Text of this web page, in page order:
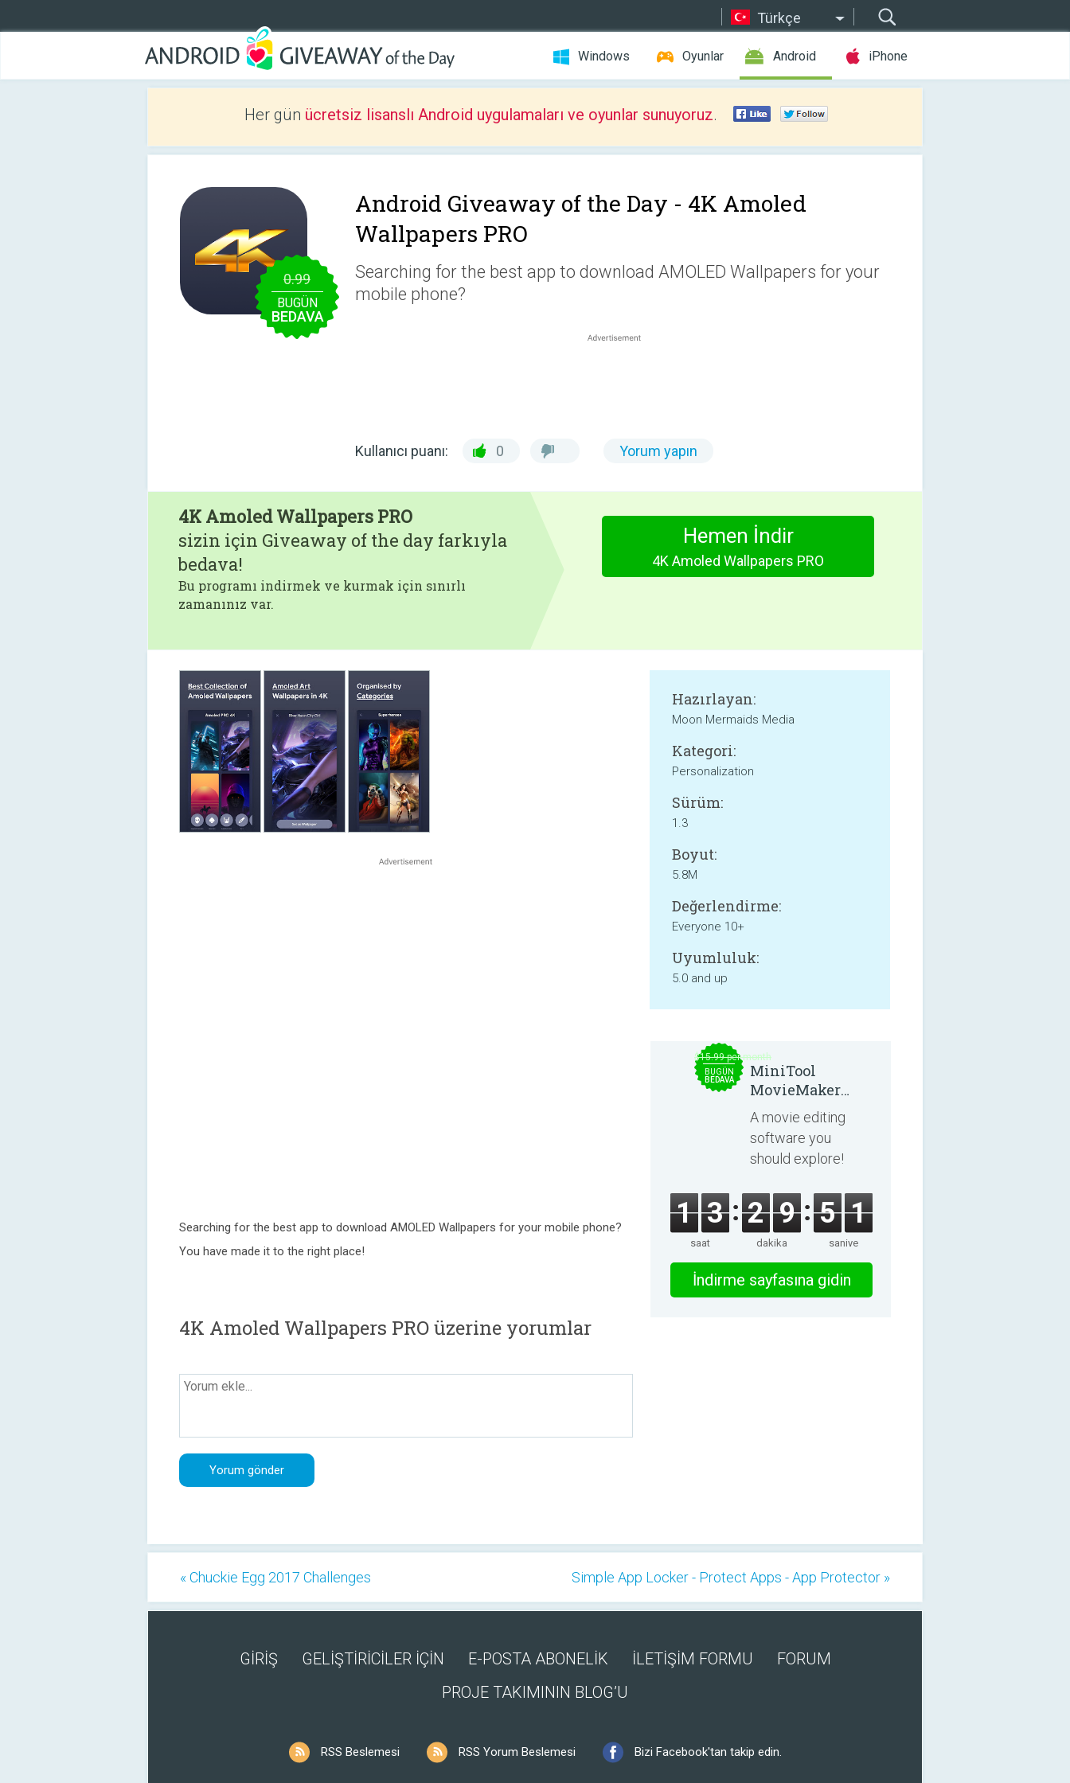
Türkçe
Windows Oyunlar Android iPhone
Her gün ücretsiz lisanslı Android uygulamaları ve oyunlar sunuyoruz.
0.99
BUGÜN
BEDAVA
Android Giveaway of the Day - 4K Amoled
Wallpapers PRO
Searching for the best app to download AMOLED Wallpapers for your
mobile phone?
Kullanıcı puanı: 0 Yorum yapın
4K Amoled Wallpapers PRO
sizin için Giveaway of the day farkıyla
bedava!
Bu programı indirmek ve kurmak için sınırlı
zamanınız var.
Hemen İndir
4K Amoled Wallpapers PRO
Searching for the best app to download AMOLED Wallpapers for your mobile phone?
You have made it to the right place!
Hazırlayan:
Moon Mermaids Media
Kategori:
Personalization
Sürüm:
1.3
Boyut:
5.8M
Değerlendirme:
Everyone 10+
Uyumluluk:
5.0 and up
4K Amoled Wallpapers PRO üzerine yorumlar
$15.99 per month
BUGÜN
BEDAVA
MiniTool
MovieMaker
8.8.0
A movie editing
software you
should explore!
1 3
saat
2 9
dakika
5 1
saniye
İndirme sayfasına gidin
« Chuckie Egg 2017 Challenges Simple App Locker - Protect Apps - App Protector »
GİRİŞ GELİŞTİRİCİLER İÇİN E-POSTA ABONELİK İLETİŞİM FORMU
FORUM
PROJE TAKIMININ BLOG’U
RSS Beslemesi RSS Yorum Beslemesi Bizi Facebook'tan takip edin.